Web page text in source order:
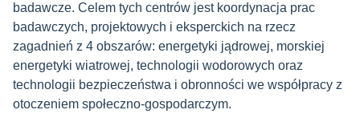
badawcze. Celem tych centrów jest koordynacja prac
badawczych, projektowych i eksperckich na rzecz
zagadnień z 4 obszarów: energetyki jądrowej, morskiej
energetyki wiatrowej, technologii wodorowych oraz
technologii bezpieczeństwa i obronności we współpracy z
otoczeniem społeczno-gospodarczym.